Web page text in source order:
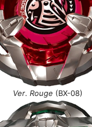
Ver. Rouge (BX-08)